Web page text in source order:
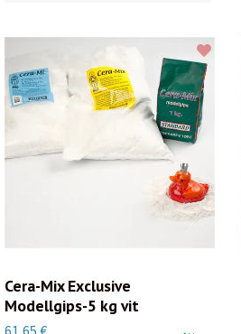
Cera-Mix Exclusive
Modellgips-5 kg vit